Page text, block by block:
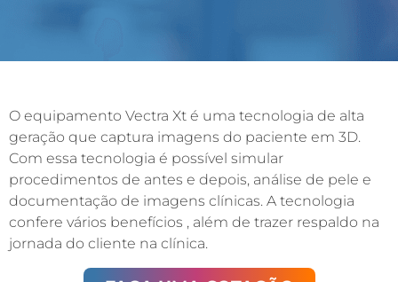
O equipamento Vectra Xt é uma tecnologia de alta
geração que captura imagens do paciente em 3D.
Com essa tecnologia é possível simular
procedimentos de antes e depois, análise de pele e
documentação de imagens clínicas. A tecnologia
confere vários benefícios , além de trazer respaldo na
jornada do cliente na clínica.